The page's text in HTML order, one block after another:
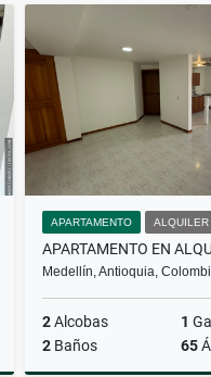
APARTAMENTO ALQUILER
Medellín, Antioquia,
2Alcobas 1
2 Baños 65